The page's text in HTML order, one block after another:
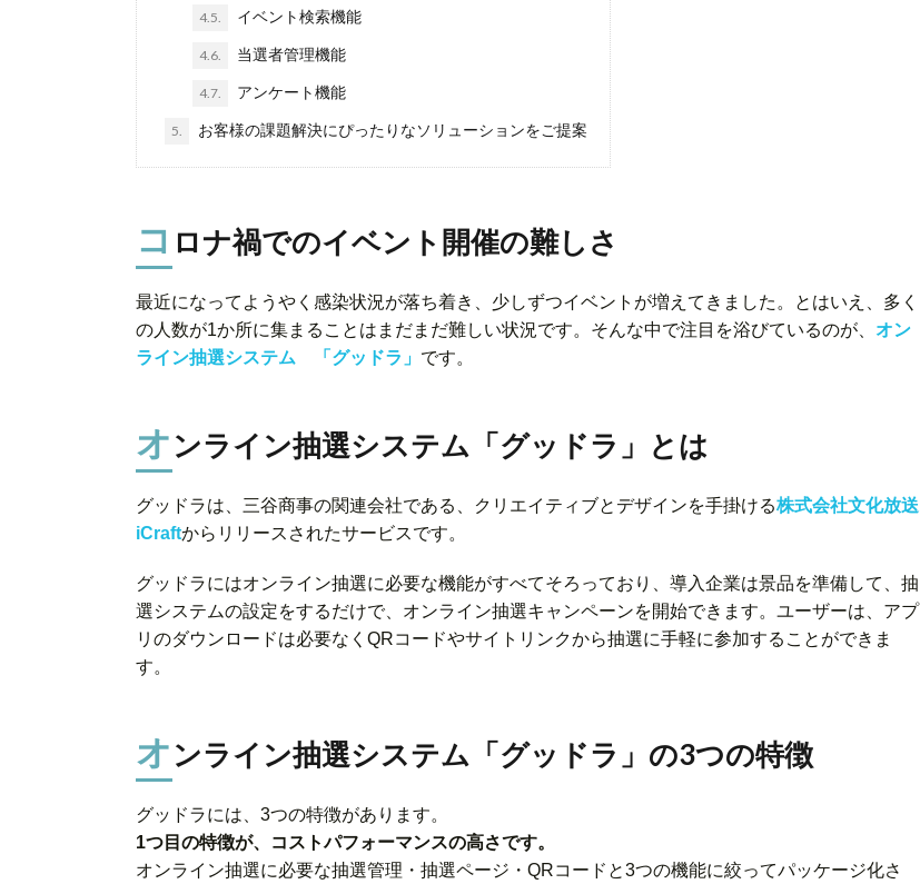
4.5. イベント検索機能
4.6. 当選者管理機能
4.7. アンケート機能
5. お客様の課題解決にぴったりなソリューションをご提案
コ ロナ禍でのイベント開催の難しさ
最近になってようやく感染状況が落ち着き、少しずつイベントが増えてきました。とはいえ、多く
の人数が1か所に集まることはまだまだ難しい状況です。そんな中で注目を浴びているのが、 オン
ライン抽選システム 「グッドラ」 です。
オンライン抽選システム「グッドラ」とは
グッドラは、三谷商事の関連会社である、クリエイティブとデザインを手掛ける株式会社文化放送
iCraftからリリースされたサービスです。
グッドラにはオンライン抽選に必要な機能がすべてそろっており、導入企業は景品を準備して、抽
選システムの設定をするだけで、オンライン抽選キャンペーンを開始できます。ユーザーは、アプ
リのダウンロードは必要なくQRコードやサイトリンクから抽選に手軽に参加することができま
す。
オンライン抽選システム「グッドラ」の3つの特徴
グッドラには、3つの特徴があります。
1つ目の特徴が、コストパフォーマンスの高さです。
オンライン抽選に必要な抽選管理・抽選ページ・QRコードと3つの機能に絞ってパッケージ化さ